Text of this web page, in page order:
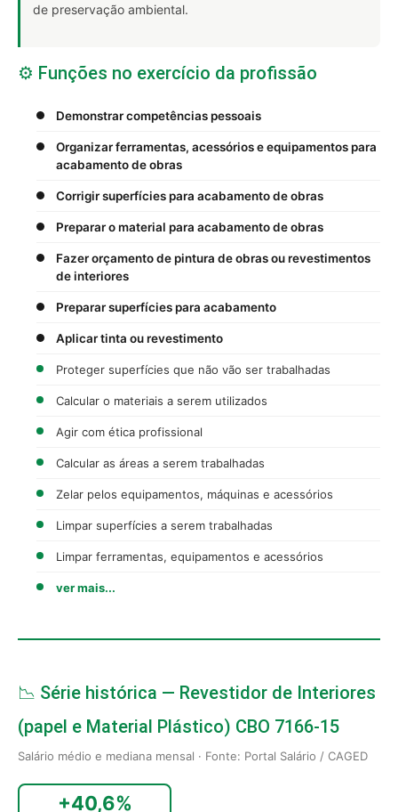
de preservação ambiental.
⚙️ Funções no exercício da profissão
Demonstrar competências pessoais
Organizar ferramentas, acessórios e equipamentos para
acabamento de obras
Corrigir superfícies para acabamento de obras
Preparar o material para acabamento de obras
Fazer orçamento de pintura de obras ou revestimentos
de interiores
Preparar superfícies para acabamento
Aplicar tinta ou revestimento
Proteger superfícies que não vão ser trabalhadas
Calcular o materiais a serem utilizados
Agir com ética profissional
Calcular as áreas a serem trabalhadas
Zelar pelos equipamentos, máquinas e acessórios
Limpar superfícies a serem trabalhadas
Limpar ferramentas, equipamentos e acessórios
ver mais...
📉 Série histórica — Revestidor de Interiores
(papel e Material Plástico) CBO 7166-15
Salário médio e mediana mensal · Fonte: Portal Salário / CAGED
+40,6%